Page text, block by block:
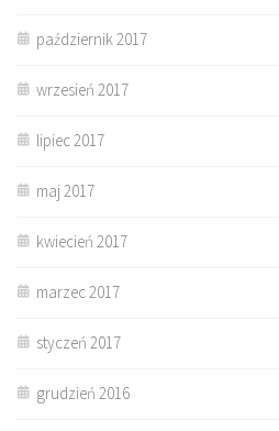
październik 2017
wrzesień 2017
lipiec 2017
maj 2017
kwiecień 2017
marzec 2017
styczeń 2017
grudzień 2016